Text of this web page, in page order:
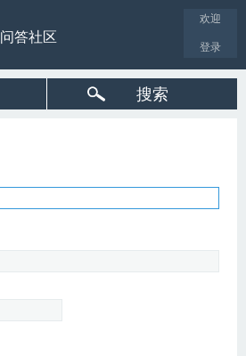
欢迎
登录
答社区
搜索